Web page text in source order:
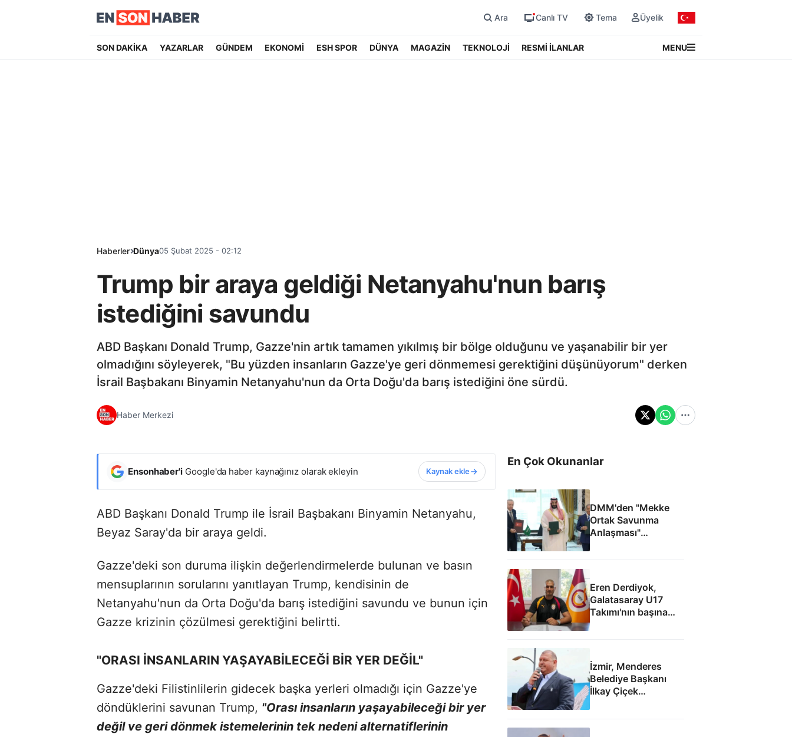
Ara Canlı TV Tema Üyelik
SON DAKİKA YAZARLAR GÜNDEM EKONOMİ ESH SPOR DÜNYA MAGAZİN TEKNOLOJİ RESMİ İLANLAR MENU
Haberler Dünya05 Şubat 2025 - 02:12
Trump bir araya geldiği Netanyahu'nun barış
istediğini savundu
ABD Başkanı Donald Trump, Gazze'nin artık tamamen yıkılmış bir bölge olduğunu ve yaşanabilir bir yer
olmadığını söyleyerek, "Bu yüzden insanların Gazze'ye geri dönmemesi gerektiğini düşünüyorum" derken
İsrail Başbakanı Binyamin Netanyahu'nun da Orta Doğu'da barış istediğini öne sürdü.
Haber Merkezi
Ensonhaber'i Google'da haber kaynağınız olarak ekleyin Kaynak ekle
ABD Başkanı Donald Trump ile İsrail Başbakanı Binyamin Netanyahu,
Beyaz Saray'da bir araya geldi.
Gazze'deki son duruma ilişkin değerlendirmelerde bulunan ve basın
mensuplarının sorularını yanıtlayan Trump, kendisinin de
Netanyahu'nun da Orta Doğu'da barış istediğini savundu ve bunun için
Gazze krizinin çözülmesi gerektiğini belirtti.
"ORASI İNSANLARIN YAŞAYABİLECEĞİ BİR YER DEĞİL"
Gazze'deki Filistinlilerin gidecek başka yerleri olmadığı için Gazze'ye
döndüklerini savunan Trump, "Orası insanların yaşayabileceği bir yer
değil ve geri dönmek istemelerinin tek nedeni alternatiflerinin
En Çok Okunanlar
DMM'den "Mekke
Ortak Savunma
Anlaşması"
iddialarına yalanlama
Eren Derdiyok,
Galatasaray U17
Takımı'nın başına
geçti
İzmir, Menderes
Belediye Başkanı
İlkay Çiçek